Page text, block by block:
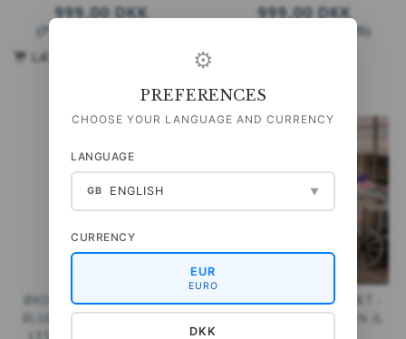
999,00 DKK
( 799,20 DKK
LÆG I KURV
999,00 DKK
U/MOMS)
ØKOLOGISK SENGESÆT -
BLUE FLOWER GARDEN JL
ØKOLOGISK SENGESÆT -
ROSE FLOWER GARDEN JL
⚙
PREFERENCES
CHOOSE YOUR LANGUAGE AND CURRENCY
LANGUAGE
GB ENGLISH ▼
CURRENCY
EUR
EURO
DKK